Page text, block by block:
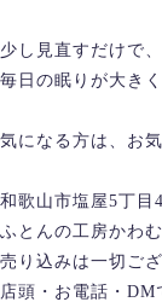
少し見直すだけで、
毎日の眠りが大き
気になる方は、お
和歌山市塩屋5丁目
ふとんの工房かわ
売り込みは一切ご
店頭・お電話・DM